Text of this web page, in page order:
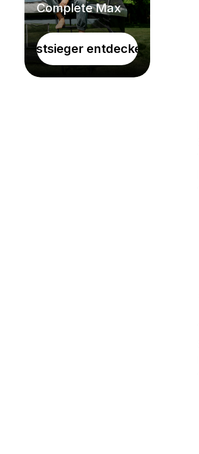
Complete Max
Testsieger entdecken!